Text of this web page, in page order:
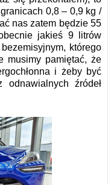
0,8 – 0,9 kg /
nas zatem będzie 55
jakieś 9 litrów
którego
musimy pamiętać, że
i żeby być
źródeł